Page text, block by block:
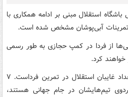
باشگاه استقلال مبنی بر ادامه همکاری با
تمرینات آبی‌پوشان مشخص شده است.
از فردا در کمپ حجازی به طور رسمی
خواهند کرد.
با این حال نکته جالب توجه تعداد غایبان استقلال در تمرین فرداست. ۷
تیم‌هایشان در جام جهانی هستند،